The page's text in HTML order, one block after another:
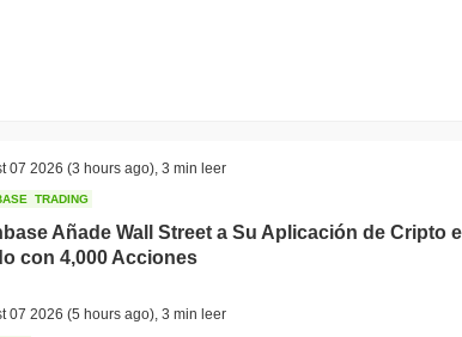
07 2026 (3 hours ago) 3 min leer
TRADING
Añade Wall Street a Su Aplicación de Cripto
con 4,000 Acciones
07 2026 (5 hours ago) 3 min leer